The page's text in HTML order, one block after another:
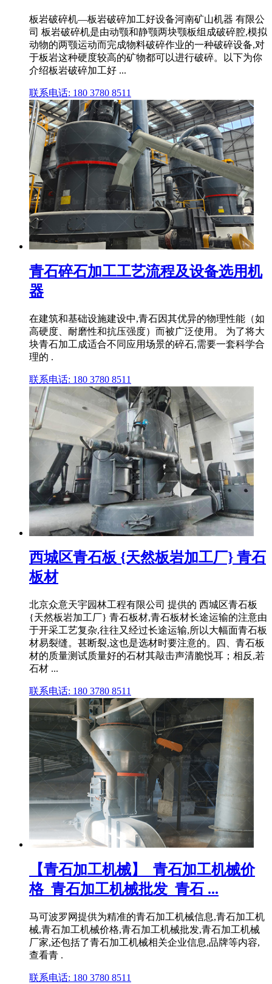
板岩破碎机—板岩破碎加工好设备河南矿山机器 有限公
司 板岩破碎机是由动颚和静颚两块颚板组成破碎腔,模拟
动物的两颚运动而完成物料破碎作业的一种破碎设备,对
于板岩这种硬度较高的矿物都可以进行破碎。以下为你
介绍板岩破碎加工好 ...
联系电话: 180 3780 8511
青石碎石加工工艺流程及设备选用机
器
在建筑和基础设施建设中,青石因其优异的物理性能（如
高硬度、耐磨性和抗压强度）而被广泛使用。 为了将大
块青石加工成适合不同应用场景的碎石,需要一套科学合
理的 .
联系电话: 180 3780 8511
西城区青石板 {天然板岩加工厂} 青石
板材
北京众意天宇园林工程有限公司 提供的 西城区青石板
{天然板岩加工厂} 青石板材,青石板材长途运输的注意由
于开采工艺复杂,往往又经过长途运输,所以大幅面青石板
材易裂缝。甚断裂,这也是选材时要注意的。四、青石板
材的质量测试质量好的石材其敲击声清脆悦耳；相反,若
石材 ...
联系电话: 180 3780 8511
【青石加工机械】_青石加工机械价
格_青石加工机械批发_青石 ...
马可波罗网提供为精准的青石加工机械信息,青石加工机
械,青石加工机械价格,青石加工机械批发,青石加工机械
厂家,还包括了青石加工机械相关企业信息,品牌等内容,
查看青 .
联系电话: 180 3780 8511